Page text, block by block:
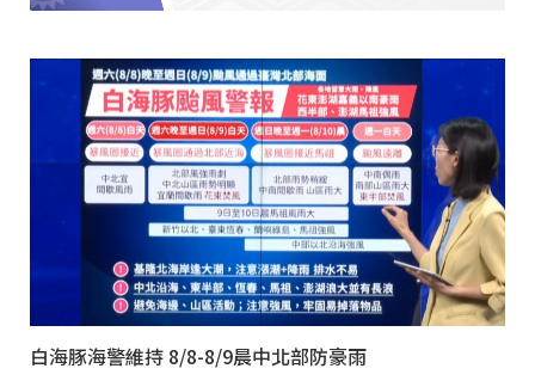
白海豚海警維持 8/8-8/9晨中北部防豪雨